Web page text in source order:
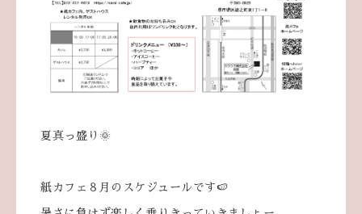
夏真っ盛り🌞
紙カフェ８月のスケジュールです🍉